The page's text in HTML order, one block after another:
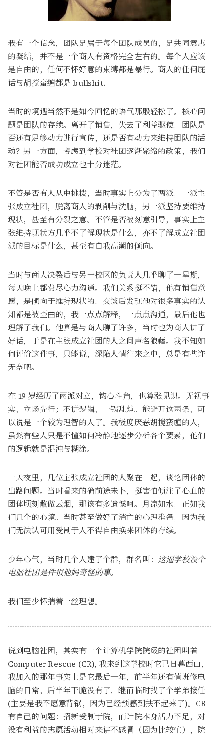
我有一个信念，团队是属于每个团队成员的，是共同意志
的凝结，并不是一个商人有资格完全左右的。每个人应该
是自由的，任何不怀好意的束缚都是暴行。商人的任何屁
话与胡搅蛮缠都是 bullshit.
当时的境遇当然不是如今回忆的语气那般轻松了。核心问
题是团队的存续。离开了销售，失去了利益驱使，团队是
否还有足够动力进行宣传，还是否有动力来维持团队的活
动？另一方面，考虑到学校对社团逐渐紧缩的政策，我们
对社团能否成功成立也十分迷茫。
不管是否有人从中挑拨，当时事实上分为了两派，一派主
张成立社团，脱离商人的剥削与洗脑，另一派坚持要维持
现状，甚至有分裂之意。不管是否被刻意引导，事实上主
张维持现状方几乎不了解现状是什么，亦不了解成立社团
派的目标是什么，甚至有自我高潮的倾向。
当时与商人决裂后与另一校区的负责人几乎聊了一星期，
每天晚上都费尽心力沟通。我们关系挺不错，他有销售意
愿，是倾向于维持现状的。交谈后发现他对很多事实的认
知都是被歪曲的，我一点点解释，一点点沟通，最后他也
理解了我们。他算是与商人聊了许多，当时也为商人讲了
好话，于是在主张成立社团的人之间声名狼藉。我不知如
何评价这件事，只能说，深陷人情往来之中，总是有些许
无奈吧。
在 19 岁经历了两派对立，钩心斗角，也算涨见识。无视事
实，立场先行；不讲逻辑，一锅乱炖。能避开这两条，可
以说是一个较为理智的人了。我极度厌恶胡搅蛮缠的人，
虽然有些人只是不懂如何冷静地逐步分析各个要素，他们
的逻辑就是混沌与糊涂。
一天夜里，几位主张成立社团的人聚在一起，谈论团体的
出路问题。当时看来的确前途未卜，挺害怕倾注了心血的
团体顷刻散做云烟，那该有多遗憾呵。月凉如水，正如我
们几个的心境。当时甚至做好了消亡的心理准备，因为我
们无法认可用受制于人不得自由换来团体的存续。
少年心气，当时几个人建了个群，群名叫： 这逼学校没个
电脑社团是件很他妈奇怪的事。
我们至少怀揣着一丝理想。
说到电脑社团，其实有一个计算机学院院级的社团叫着
Computer Rescue (CR), 我来到这学校时它已日暮西山，
我加入的那年事实上是它最后一年，前半年还有值班修电
脑的日常，后半年干脆没有了，继而临时找了个学弟接任
(主要是我不愿意背锅，因为已经预感到扶不起来了)。CR
有自己的问题：招新受制于院，而计院本身活力不足，对
没有利益的志愿活动相对来讲不感冒（因为比较忙），院